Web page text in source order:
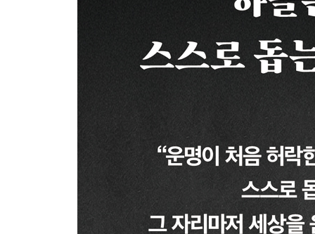
9. 진실은 고독과 인내를 요구한다: 윌리엄 하비와
11. 배낭 하나 메고 파리로 걸어간 소년: 루이 니콜
1. 화염 속에서 빚어낸 인내의 도자기: 베르나르 팔
2. 품질을 떨어뜨릴 바에야 차라리 만들지 않겠다:
3. 오직 자유를, 자유를 주십시오: 요한 프리드리히
5. 지팡이와 목발, 그리고 오른손: 월터 스콧
6. 탁월함은 노동의 보상이다: 조슈아 레이놀즈
7. 부엌을 통째로 용광로에 던져 넣은 사람: 벤베누